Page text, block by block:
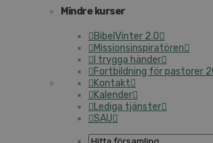
Mindre kurser
BibelVinter 2.0
Missionsinspiratören
I trygga händer
Fortbildning för pastorer
Kontakt
Kalender
Lediga tjänster
SAU